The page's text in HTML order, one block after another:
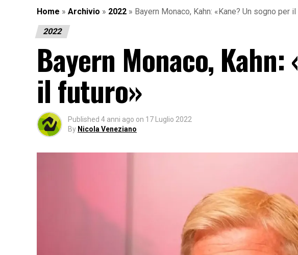
Home » Archivio » 2022 » Bayern Monaco, Kahn: «Kane? Un sogno per
2022
Bayern Monaco, Kahn:
il futuro»
Published 4 anni ago on 17 Luglio 2022
By Nicola Veneziano